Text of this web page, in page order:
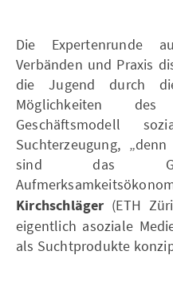
Die Expertenrunde
Verbänden und Praxis
die Jugend durch
Möglichkeiten des
Geschäftsmodell
Suchterzeugung,
sind das
Kirchschläger (ETH
eigentlich asoziale
als Suchtprodukte